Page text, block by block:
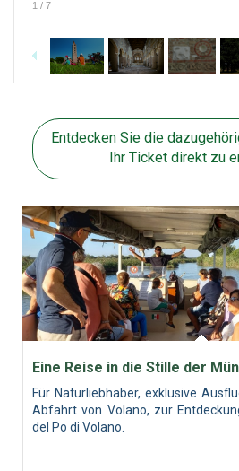
1 / 7
Entdecken Sie die
Ihr Ticket direkt zu
Eine Reise in die Stille der
Für Naturliebhaber, exklusive
Abfahrt von Volano, zur
del Po di Volano.